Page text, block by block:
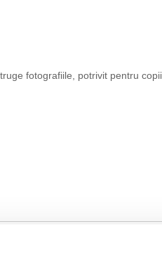
fotografiile, potrivit pentru copii.